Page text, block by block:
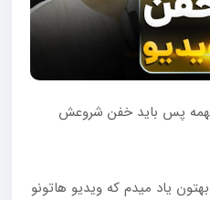
پس باید خفن شروعش
یاد میدم که ویدیو هاتونو